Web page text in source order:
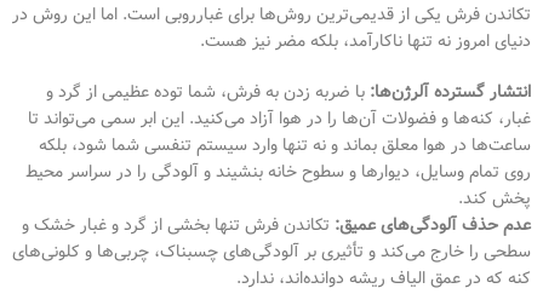
تکاندن فرش یکی از قدیمی‌ترین روش‌ها برای غبارروبی است. اما این روش در
دنیای امروز نه تنها ناکارآمد، بلکه مضر نیز هست.
انتشار گسترده آلرژن‌ها: با ضربه زدن به فرش، شما توده عظیمی از گرد و
غبار، کنه‌ها و فضولات آن‌ها را در هوا آزاد می‌کنید. این ابر سمی می‌تواند تا
ساعت‌ها در هوا معلق بماند و نه تنها وارد سیستم تنفسی شما شود، بلکه
روی تمام وسایل، دیوارها و سطوح خانه بنشیند و آلودگی را در سراسر محیط
پخش کند.
عدم حذف آلودگی‌های عمیق: تکاندن فرش تنها بخشی از گرد و غبار خشک و
سطحی را خارج می‌کند و تأثیری بر آلودگی‌های چسبناک، چربی‌ها و کلونی‌های
کنه که در عمق الیاف ریشه دوانده‌اند، ندارد.